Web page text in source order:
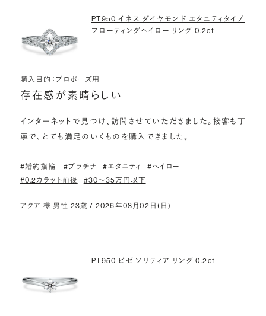
PT950 イネス ダイヤモンド エタニティタイプ
フローティングヘイロー リング 0.2ct
購入目的：プロポーズ用
存在感が素晴らしい
インターネットで見つけ、訪問させていただきました。接客も丁
寧で、とても満足のいくものを購入できました。
#婚約指輪 #プラチナ #エタニティ
#ヘイロー
#0.2カラット前後
#30〜35万円以下
アクア 様 男性 23歳 / 2026年08月02日(日)
PT950 ビゼ ソリティア リング 0.2ct